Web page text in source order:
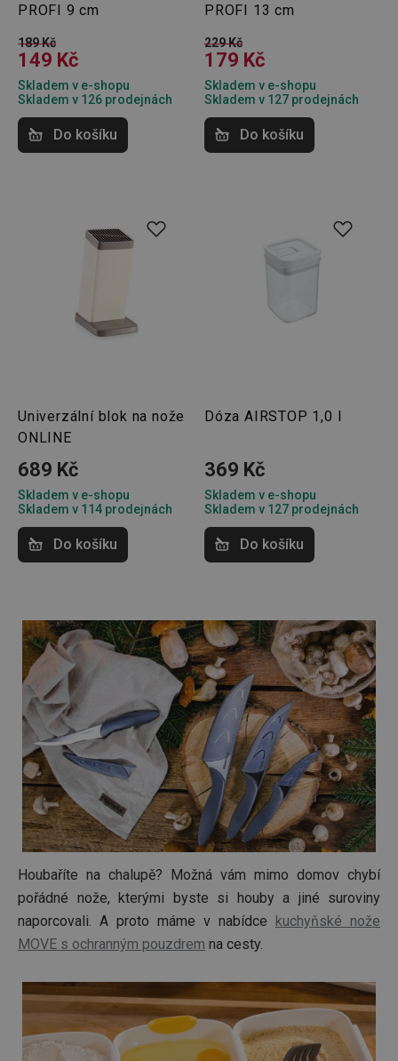
PROFI 9 cm
189 Kč
149 Kč
Skladem v e-shopu
Skladem v 126 prodejnách
Do košíku
PROFI 13 cm
229 Kč
179 Kč
Skladem v e-shopu
Skladem v 127 prodejnách
Do košíku
Univerzální blok na nože
ONLINE
689 Kč
Skladem v e-shopu
Skladem v 114 prodejnách
Do košíku
Dóza AIRSTOP 1,0 l
369 Kč
Skladem v e-shopu
Skladem v 127 prodejnách
Do košíku
Houbaříte na chalupě? Možná vám mimo domov chybí
pořádné nože, kterými byste si houby a jiné suroviny
naporcovali. A proto máme v nabídce kuchyňské nože
MOVE s ochranným pouzdrem na cesty.